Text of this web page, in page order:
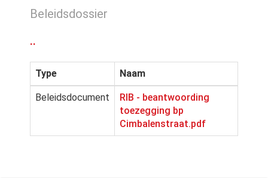
Beleidsdossier
..
Type Naam
Beleidsdocument
RIB - beantwoording
toezegging bp
Cimbalenstraat.pdf